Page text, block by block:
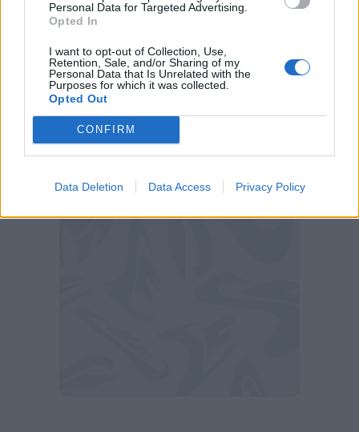
Personal Data for Targeted Advertising.
Opted In
I want to opt-out of Collection, Use,
Retention, Sale, and/or Sharing of my
Personal Data that Is Unrelated with the
Purposes for which it was collected.
Opted Out
CONFIRM
Data Deletion Data Access Privacy Policy
La partita di campionato tra Fiorentina ed Empoli
sarà visibile in diretta su DAZN tramite l'app
fruibile su smart tv, oltre che su console di gioco
(Xbox e PlayStation) e device come TIMVISION
Box, Google Chromecast e Amazon Fire TV
Stick. Per gli abbonati a Sky che hanno
sottoscritto l'abbonamento 'Zona DAZN' la gara
di Sky.